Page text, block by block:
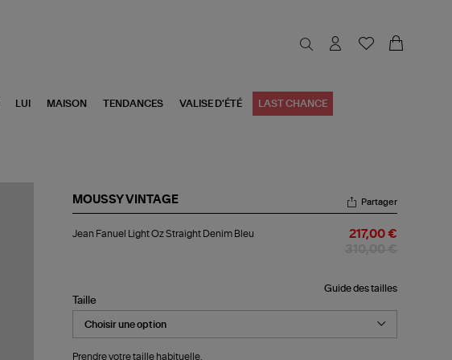
LUI MAISON TENDANCES VALISE D'ÉTÉ LAST CHANCE
MOUSSY VINTAGE
Fanuel
Bleu
Partager
Jean Fanuel Light Oz Straight Denim Bleu 217,00 €
Guide des tailles
Taille
Prendre votre taille habituelle.